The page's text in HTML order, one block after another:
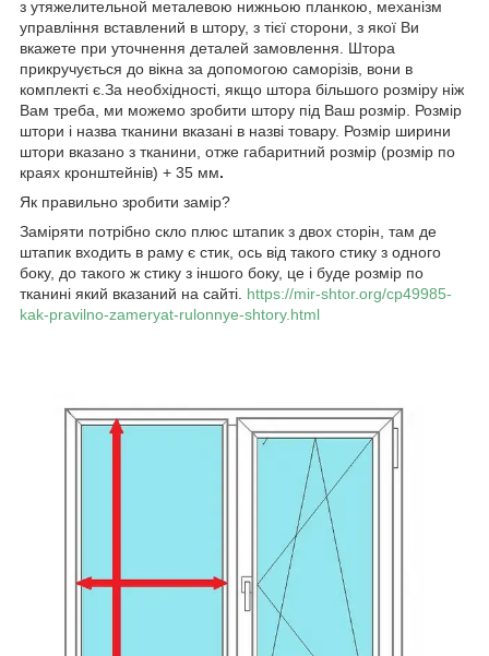
з утяжелительной металевою нижньою планкою, механізм
управління вставлений в штору, з тієї сторони, з якої Ви
вкажете при уточнення деталей замовлення. Штора
прикручується до вікна за допомогою саморізів, вони в
комплекті є.За необхідності, якщо штора більшого розміру ніж
Вам треба, ми можемо зробити штору під Ваш розмір. Розмір
штори і назва тканини вказані в назві товару. Розмір ширини
штори вказано з тканини, отже габаритний розмір (розмір по
краях кронштейнів) + 35 мм.
Як правильно зробити замір?
Заміряти потрібно скло плюс штапик з двох сторін, там де
штапик входить в раму є стик, ось від такого стику з одного
боку, до такого ж стику з іншого боку, це і буде розмір по
тканині який вказаний на сайті. https://mir-shtor.org/cp49985-
kak-pravilno-zameryat-rulonnye-shtory.html